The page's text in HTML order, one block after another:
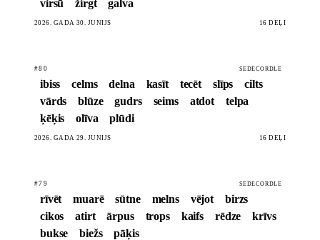
virsū
žirgt galva
2026. GADA 30. JŪNIJS 16 DĒĻI
#80 SEDECORDLE
ibiss celms delna kasīt tecēt slīps
cilts
vārds
blūze gudrs seims atdot
telpa
ķēķis
olīva plūdi
2026. GADA 29. JŪNIJS 16 DĒĻI
#79 SEDECORDLE
rīvēt muarē sūtne melns vējot
birzs
cikos
atirt ārpus trops kaifs rēdze
krīvs
bukse
biežs pāķis